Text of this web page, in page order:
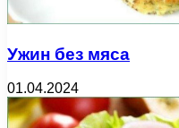
Ужин без мяса
01.04.2024